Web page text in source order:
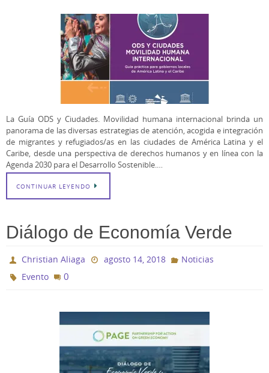
La Guía ODS y Ciudades. Movilidad humana internacional brinda un
panorama de las diversas estrategias de atención, acogida e integración
de migrantes y refugiados/as en las ciudades de América Latina y el
Caribe, desde una perspectiva de derechos humanos y en línea con la
Agenda 2030 para el Desarrollo Sostenible.…
CONTINUAR LEYENDO
Diálogo de Economía Verde
Christian Aliaga agosto 14, 2018
Noticias
Evento
0